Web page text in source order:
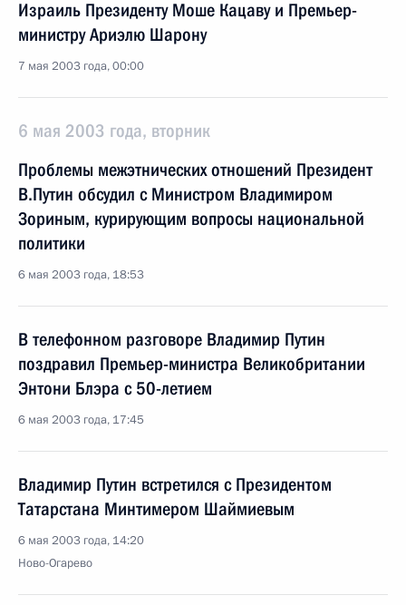
Израиль Президенту Моше Кацаву и Премьер-
министру Ариэлю Шарону
7 мая 2003 года, 00:00
6 мая 2003 года, вторник
Проблемы межэтнических отношений Президент
В.Путин обсудил с Министром Владимиром
Зориным, курирующим вопросы национальной
политики
6 мая 2003 года, 18:53
В телефонном разговоре Владимир Путин
поздравил Премьер-министра Великобритании
Энтони Блэра с 50-летием
6 мая 2003 года, 17:45
Владимир Путин встретился с Президентом
Татарстана Минтимером Шаймиевым
6 мая 2003 года, 14:20
Ново-Огарево